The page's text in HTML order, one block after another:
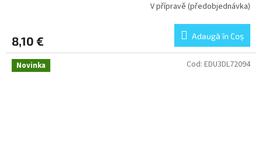
V přípravě (předobjednávka)
8,10 € Adaugă în Coş
Novinka Cod: EDU3DL72094